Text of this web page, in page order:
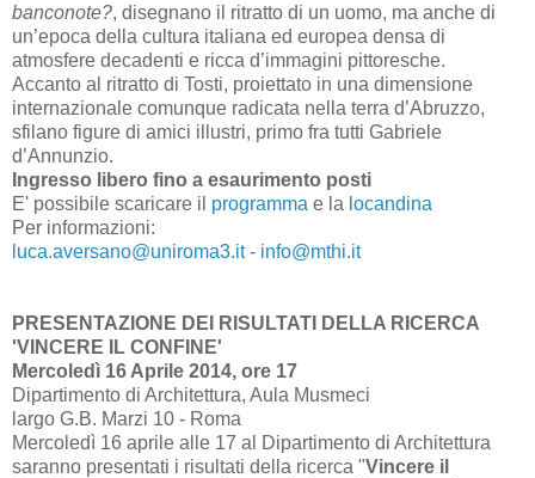
banconote?, disegnano il ritratto di un uomo, ma anche di
un’epoca della cultura italiana ed europea densa di
atmosfere decadenti e ricca d’immagini pittoresche.
Accanto al ritratto di Tosti, proiettato in una dimensione
internazionale comunque radicata nella terra d’Abruzzo,
sfilano figure di amici illustri, primo fra tutti Gabriele
d’Annunzio.
Ingresso libero fino a esaurimento posti
E' possibile scaricare il programma e la locandina
Per informazioni:
luca.aversano@uniroma3.it- info@mthi.it
PRESENTAZIONE DEI RISULTATI DELLA RICERCA
'VINCERE IL CONFINE'
Mercoledì 16 Aprile 2014, ore 17
Dipartimento di Architettura, Aula Musmeci
largo G.B. Marzi 10 - Roma
Mercoledì 16 aprile alle 17 al Dipartimento di Architettura
saranno presentati i risultati della ricerca "Vincere il